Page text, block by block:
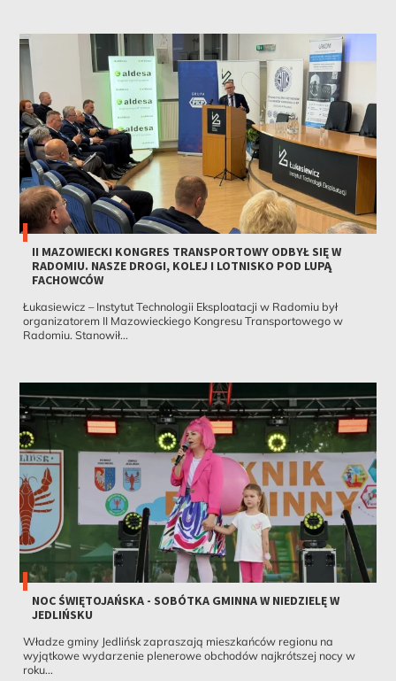
II MAZOWIECKI KONGRES TRANSPORTOWY ODBYŁ SIĘ W
RADOMIU. NASZE DROGI, KOLEJ I LOTNISKO POD LUPĄ
FACHOWCÓW
Łukasiewicz – Instytut Technologii Eksploatacji w Radomiu był
organizatorem II Mazowieckiego Kongresu Transportowego w
Radomiu. Stanowił...
NOC ŚWIĘTOJAŃSKA - SOBÓTKA GMINNA W NIEDZIELĘ W
JEDLIŃSKU
Władze gminy Jedlińsk zapraszają mieszkańców regionu na
wyjątkowe wydarzenie plenerowe obchodów najkrótszej nocy w
roku...